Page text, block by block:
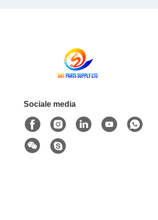
Sociale media